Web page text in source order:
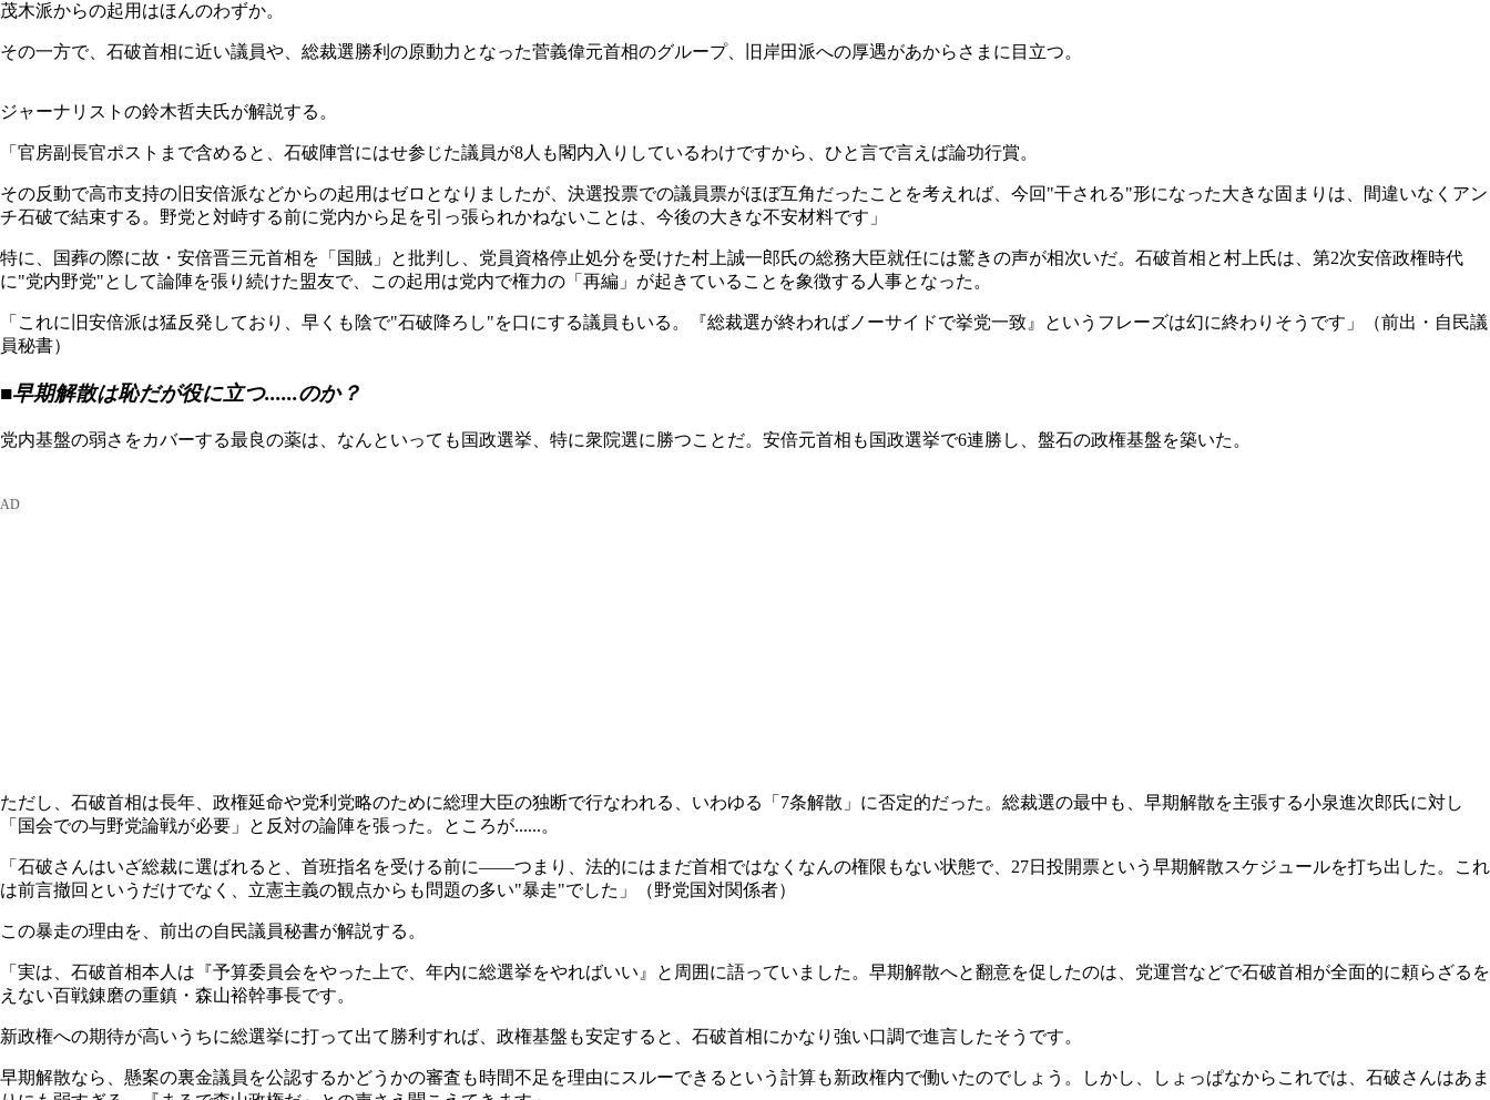
茂木派からの起用はほんのわずか。
その一方で、石破首相に近い議員や、総裁選勝利の原動力となった菅義偉元首相のグループ、旧岸田派への厚遇があからさまに目立つ。
ジャーナリストの鈴木哲夫氏が解説する。
「官房副長官ポストまで含めると、石破陣営にはせ参じた議員が8人も閣内入りしているわけですから、ひと言で言えば論功行賞。
その反動で高市支持の旧安倍派などからの起用はゼロとなりましたが、決選投票での議員票がほぼ互角だったことを考えれば、今回"干される"形になった大きな固まりは、間違いなくアン
チ石破で結束する。野党と対峙する前に党内から足を引っ張られかねないことは、今後の大きな不安材料です」
特に、国葬の際に故・安倍晋三元首相を「国賊」と批判し、党員資格停止処分を受けた村上誠一郎氏の総務大臣就任には驚きの声が相次いだ。石破首相と村上氏は、第2次安倍政権時代
に"党内野党"として論陣を張り続けた盟友で、この起用は党内で権力の「再編」が起きていることを象徴する人事となった。
「これに旧安倍派は猛反発しており、早くも陰で"石破降ろし"を口にする議員もいる。『総裁選が終わればノーサイドで挙党一致』というフレーズは幻に終わりそうです」（前出・自民議
員秘書）
■早期解散は恥だが役に立つ......のか？
党内基盤の弱さをカバーする最良の薬は、なんといっても国政選挙、特に衆院選に勝つことだ。安倍元首相も国政選挙で6連勝し、盤石の政権基盤を築いた。
ただし、石破首相は長年、政権延命や党利党略のために総理大臣の独断で行なわれる、いわゆる「7条解散」に否定的だった。総裁選の最中も、早期解散を主張する小泉進次郎氏に対し
「国会での与野党論戦が必要」と反対の論陣を張った。ところが......。
「石破さんはいざ総裁に選ばれると、首班指名を受ける前に――つまり、法的にはまだ首相ではなくなんの権限もない状態で、27日投開票という早期解散スケジュールを打ち出した。これ
は前言撤回というだけでなく、立憲主義の観点からも問題の多い"暴走"でした」（野党国対関係者）
この暴走の理由を、前出の自民議員秘書が解説する。
「実は、石破首相本人は『予算委員会をやった上で、年内に総選挙をやればいい』と周囲に語っていました。早期解散へと翻意を促したのは、党運営などで石破首相が全面的に頼らざるを
えない百戦錬磨の重鎮・森山裕幹事長です。
新政権への期待が高いうちに総選挙に打って出て勝利すれば、政権基盤も安定すると、石破首相にかなり強い口調で進言したそうです。
早期解散なら、懸案の裏金議員を公認するかどうかの審査も時間不足を理由にスルーできるという計算も新政権内で働いたのでしょう。しかし、しょっぱなからこれでは、石破さんはあま